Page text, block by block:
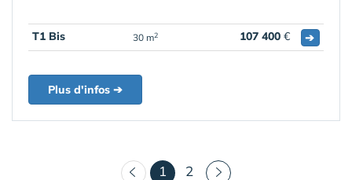
T1 Bis 30 m2 107 400 € ➔
Plus d'infos ➔
1 (courant)
2